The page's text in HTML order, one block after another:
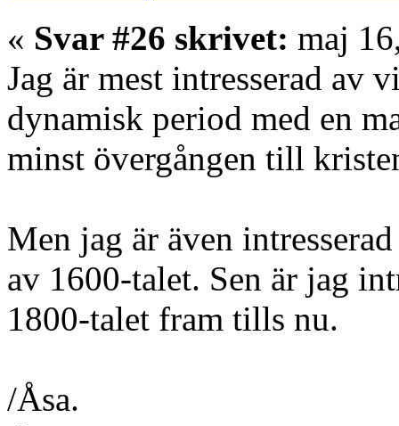
« Svar #26 skrivet: maj
Jag är mest intresserad av
dynamisk period med en
minst övergången till
Men jag är även
av 1600-talet. Sen är jag
1800-talet fram tills nu.
/Åsa.